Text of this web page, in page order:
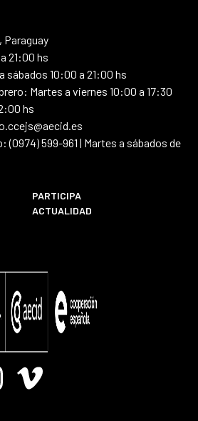
Paraguay
21:00 hs
10:00 a 21:00 hs
Martes a viernes 10:00 a 17:30
hs
599-961 | Martes a sábados de
PARTICIPA
ACTUALIDAD
Vimeo